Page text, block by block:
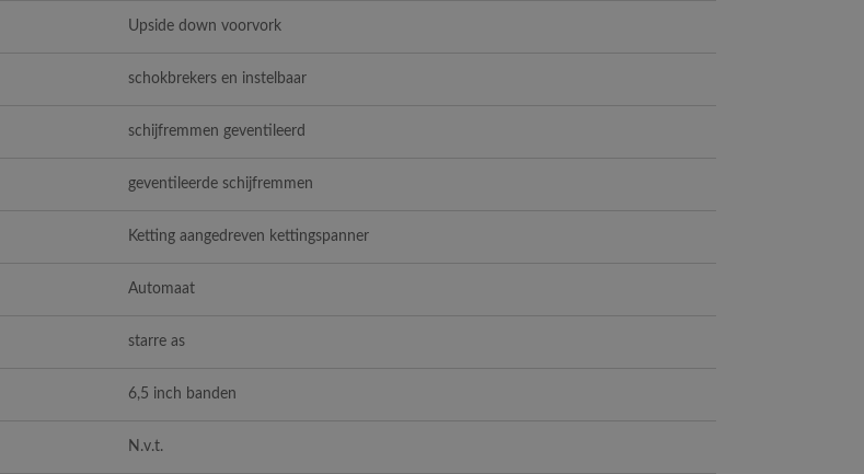
Upside down voorvork
schokbrekers en instelbaar
schijfremmen geventileerd
geventileerde schijfremmen
Ketting aangedreven kettingspanner
Automaat
starre as
6,5 inch banden
N.v.t.